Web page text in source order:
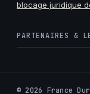
blocage juridique
PARTENAIRES &
©2026 France